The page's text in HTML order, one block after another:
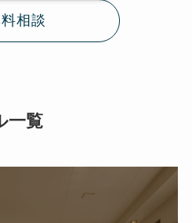
相談
一覧